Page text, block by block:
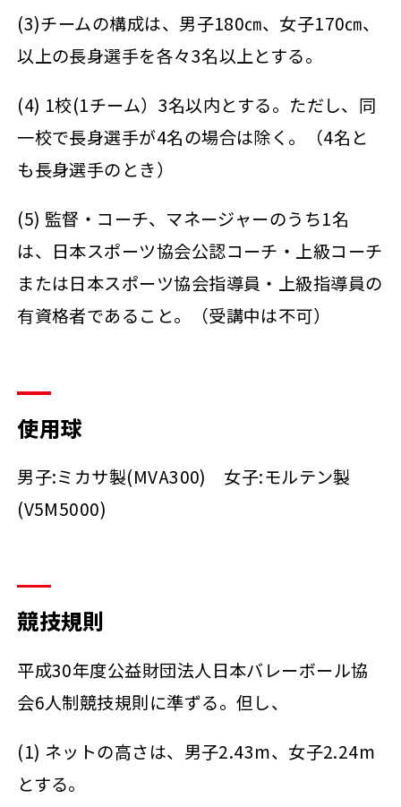
(3)チームの構成は、男子180㎝、女子170㎝、
以上の長身選手を各々3名以上とする。
(4) 1校(1チーム）3名以内とする。ただし、同
一校で長身選手が4名の場合は除く。（4名と
も長身選手のとき）
(5) 監督・コーチ、マネージャーのうち1名
は、日本スポーツ協会公認コーチ・上級コーチ
または日本スポーツ協会指導員・上級指導員の
有資格者であること。（受講中は不可）
使用球
男子:ミカサ製(MVA300) 女子:モルテン製
(V5M5000)
競技規則
平成30年度公益財団法人日本バレーボール協
会6人制競技規則に準ずる。但し、
(1) ネットの高さは、男子2.43m、女子2.24m
とする。